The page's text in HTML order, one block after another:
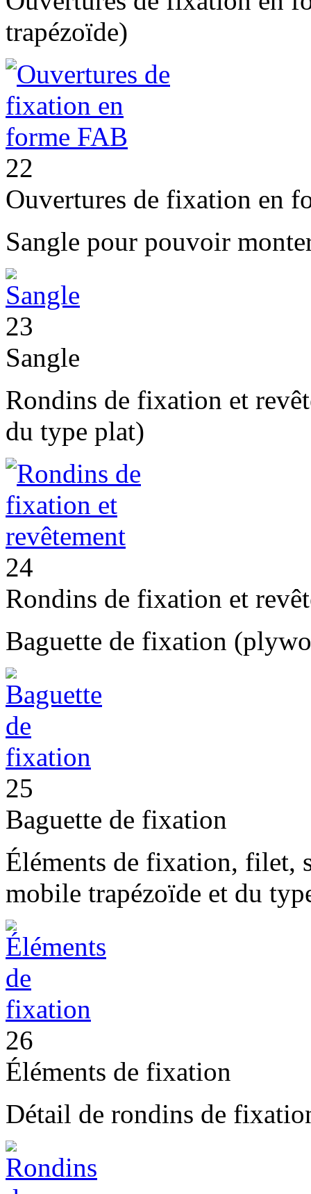
trapézoïde)
22
Ouvertures de fixation en
Sangle pour pouvoir
23
Sangle
Rondins de fixation et
du type plat)
24
Rondins de fixation et
Baguette de fixation
25
Baguette de fixation
Éléments de fixation, filet,
mobile trapézoïde et du
26
Éléments de fixation
Détail de rondins de